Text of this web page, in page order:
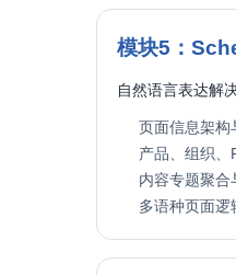
模块5：
自然语言表达解
页面信息架构
产品、组织、
内容专题聚合
多语种页面逻